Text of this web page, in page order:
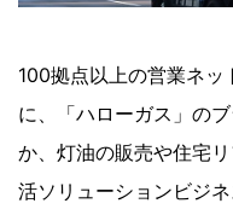
100拠点以上の営業ネ
に、「ハローガス」の
か、灯油の販売や住宅
活ソリューションビジネ